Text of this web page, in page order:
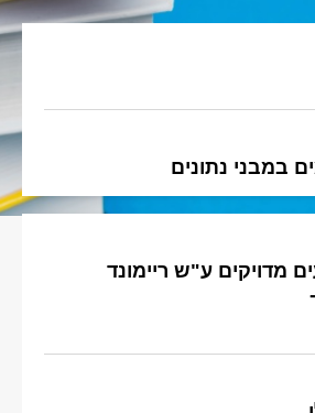
במבני נתונים
מדויקים ע"ש ריימונד